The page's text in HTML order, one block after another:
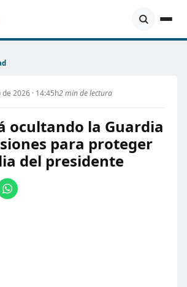
de 2026 · 14:45h2 min de lectura
ocultando la Guardia
para proteger
del presidente